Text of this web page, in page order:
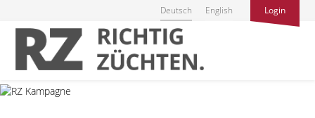
Deutsch English Login